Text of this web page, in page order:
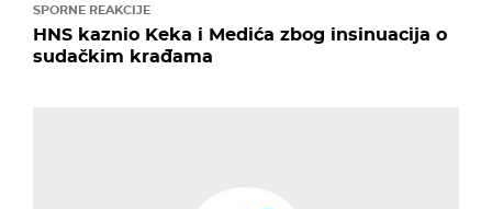
SPORNE REAKCIJE
HNS kaznio Keka i Medića zbog insinuacija o
sudačkim krađama